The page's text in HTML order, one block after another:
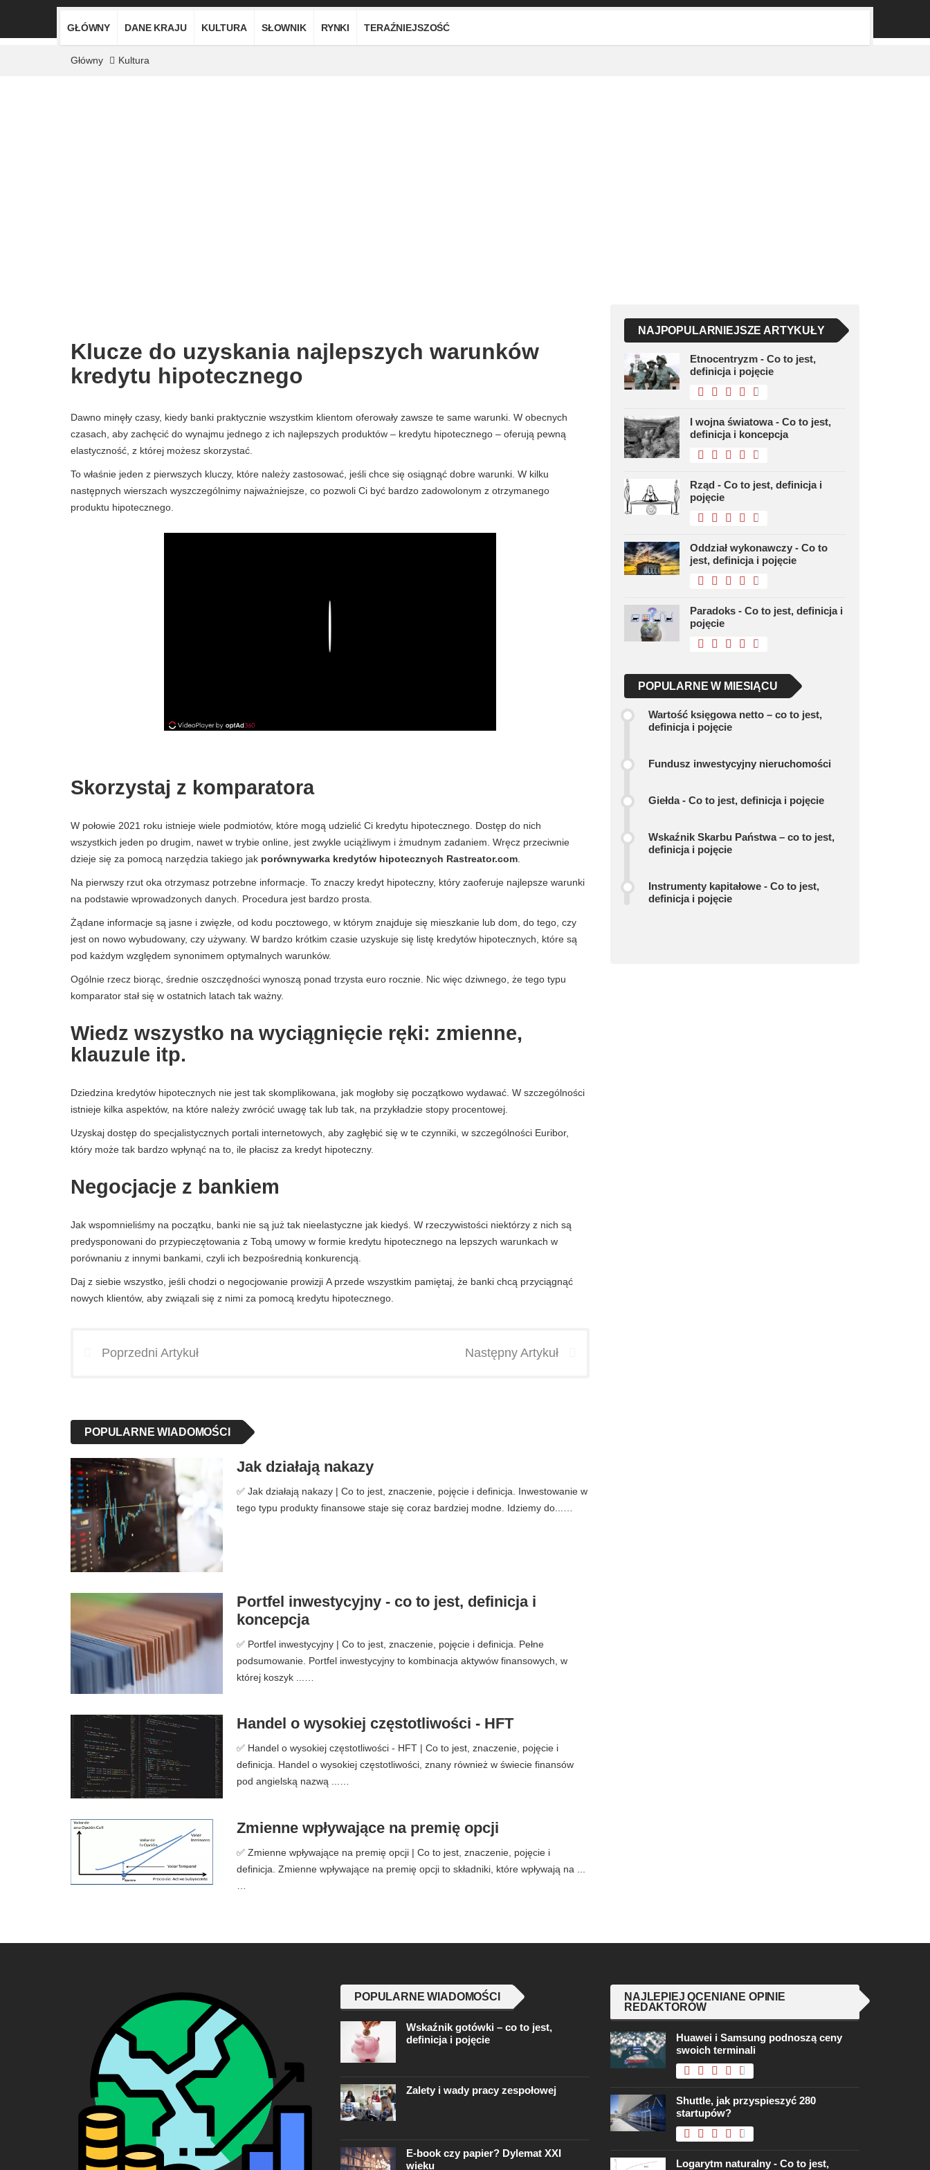
GŁÓWNY DANE KRAJU KULTURA SŁOWNIK RYNKI TERAŹNIEJSZOŚĆ
Główny Kultura
Klucze do uzyskania najlepszych warunków
kredytu hipotecznego
Dawno minęły czasy, kiedy banki praktycznie wszystkim klientom oferowały zawsze te same warunki. W obecnych
czasach, aby zachęcić do wynajmu jednego z ich najlepszych produktów – kredytu hipotecznego – oferują pewną
elastyczność, z której możesz skorzystać.
To właśnie jeden z pierwszych kluczy, które należy zastosować, jeśli chce się osiągnąć dobre warunki. W kilku
następnych wierszach wyszczególnimy najważniejsze, co pozwoli Ci być bardzo zadowolonym z otrzymanego
produktu hipotecznego.
Skorzystaj z komparatora
W połowie 2021 roku istnieje wiele podmiotów, które mogą udzielić Ci kredytu hipotecznego. Dostęp do nich
wszystkich jeden po drugim, nawet w trybie online, jest zwykle uciążliwym i żmudnym zadaniem. Wręcz przeciwnie
dzieje się za pomocą narzędzia takiego jak porównywarka kredytów hipotecznych Rastreator.com
Na pierwszy rzut oka otrzymasz potrzebne informacje. To znaczy kredyt hipoteczny, który zaoferuje najlepsze warunki
na podstawie wprowadzonych danych. Procedura jest bardzo prosta.
Żądane informacje są jasne i zwięzłe, od kodu pocztowego, w którym znajduje się mieszkanie lub dom, do tego, czy
jest on nowo wybudowany, czy używany. W bardzo krótkim czasie uzyskuje się listę kredytów hipotecznych, które są
pod każdym względem synonimem optymalnych warunków.
Ogólnie rzecz biorąc, średnie oszczędności wynoszą ponad trzysta euro rocznie. Nic więc dziwnego, że tego typu
komparator stał się w ostatnich latach tak ważny.
Wiedz wszystko na wyciągnięcie ręki: zmienne,
klauzule itp.
Dziedzina kredytów hipotecznych nie jest tak skomplikowana, jak mogłoby się początkowo wydawać. W szczególności
istnieje kilka aspektów, na które należy zwrócić uwagę tak lub tak, na przykładzie stopy procentowej.
Uzyskaj dostęp do specjalistycznych portali internetowych, aby zagłębić się w te czynniki, w szczególności Euribor,
który może tak bardzo wpłynąć na to, ile płacisz za kredyt hipoteczny.
Negocjacje z bankiem
Jak wspomnieliśmy na początku, banki nie są już tak nieelastyczne jak kiedyś. W rzeczywistości niektórzy z nich są
predysponowani do przypieczętowania z Tobą umowy w formie kredytu hipotecznego na lepszych warunkach w
porównaniu z innymi bankami, czyli ich bezpośrednią konkurencją.
Daj z siebie wszystko, jeśli chodzi o negocjowanie prowizji A przede wszystkim pamiętaj, że banki chcą przyciągnąć
nowych klientów, aby związali się z nimi za pomocą kredytu hipotecznego.
Poprzedni Artykuł Następny Artykuł
POPULARNE WIADOMOŚCI
Jak działają nakazy
✅ Jak działają nakazy | Co to jest, znaczenie, pojęcie i definicja. Inwestowanie w
tego typu produkty finansowe staje się coraz bardziej modne. Idziemy do...…
Portfel inwestycyjny - co to jest, definicja i
koncepcja
✅ Portfel inwestycyjny | Co to jest, znaczenie, pojęcie i definicja. Pełne
podsumowanie. Portfel inwestycyjny to kombinacja aktywów finansowych, w
której koszyk ...…
Handel o wysokiej częstotliwości - HFT
✅ Handel o wysokiej częstotliwości - HFT | Co to jest, znaczenie, pojęcie i
definicja. Handel o wysokiej częstotliwości, znany również w świecie finansów
pod angielską nazwą ...…
Zmienne wpływające na premię opcji
✅ Zmienne wpływające na premię opcji | Co to jest, znaczenie, pojęcie i
definicja. Zmienne wpływające na premię opcji to składniki, które wpływają na ...
NAJPOPULARNIEJSZE ARTYKUŁY
Etnocentryzm - Co to jest,
definicja i pojęcie
I wojna światowa - Co to jest,
definicja i koncepcja
Rząd - Co to jest, definicja i
pojęcie
Oddział wykonawczy - Co to
jest, definicja i pojęcie
Paradoks - Co to jest, definicja i
pojęcie
POPULARNE W MIESIĄCU
Wartość księgowa netto – co to jest,
definicja i pojęcie
Fundusz inwestycyjny nieruchomości
Giełda - Co to jest, definicja i pojęcie
Wskaźnik Skarbu Państwa – co to jest,
definicja i pojęcie
Instrumenty kapitałowe - Co to jest,
definicja i pojęcie
POPULARNE WIADOMOŚCI
Wskaźnik gotówki – co to jest,
definicja i pojęcie
Zalety i wady pracy zespołowej
E-book czy papier? Dylemat XXI
wieku
NAJLEPIEJ OCENIANE OPINIE
REDAKTORÓW
Huawei i Samsung podnoszą ceny
swoich terminali
Shuttle, jak przyspieszyć 280
startupów?
Logarytm naturalny - Co to jest,